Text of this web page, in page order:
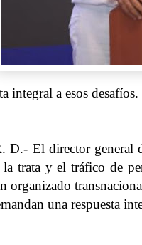
integral a esos desafíos.
El director general
trata y el tráfico de
organizado
una respuesta